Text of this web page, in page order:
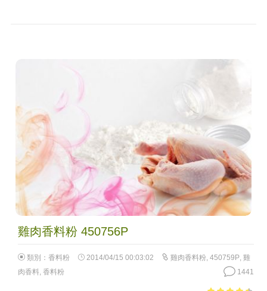
雞肉香料粉 450756P
類別： 香料粉 2014/04/15 00:03:02 雞肉香料粉, 450759P, 雞
肉香料, 香料粉 1441